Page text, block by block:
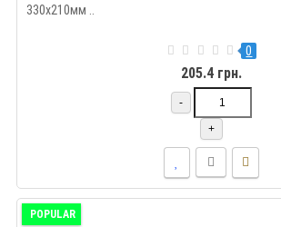
330х210мм ..
0
205.4 грн.
-
+
POPULAR